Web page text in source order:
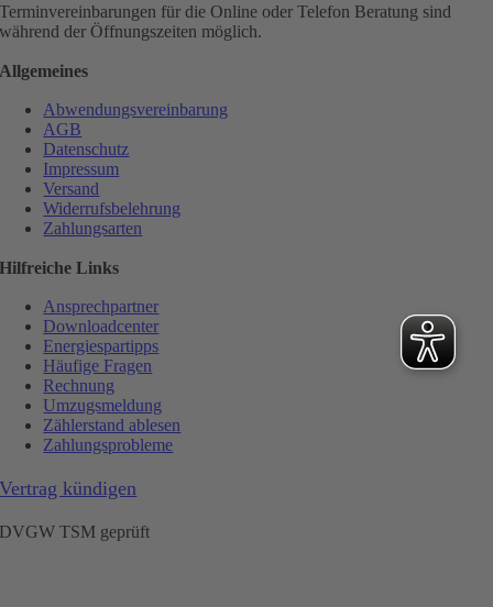
Terminvereinbarungen für die Online oder Telefon Beratung sind
während der Öffnungszeiten möglich.
Allgemeines
Abwendungsvereinbarung
AGB
Datenschutz
Impressum
Versand
Widerrufsbelehrung
Zahlungsarten
Hilfreiche Links
Ansprechpartner
Downloadcenter
Energiespartipps
Häufige Fragen
Rechnung
Umzugsmeldung
Zählerstand ablesen
Zahlungsprobleme
Vertrag kündigen
DVGW TSM geprüft